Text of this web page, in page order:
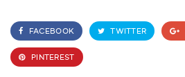
FACEBOOK TWITTER
PINTEREST